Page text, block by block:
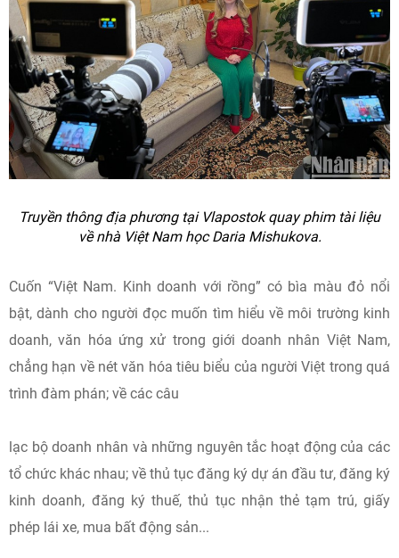
Truyền thông địa phương tại Vlapostok quay phim tài liệu
về nhà Việt Nam học Daria Mishukova.
Cuốn “Việt Nam. Kinh doanh với rồng” có bìa màu đỏ nổi
bật, dành cho người đọc muốn tìm hiểu về môi trường kinh
doanh, văn hóa ứng xử trong giới doanh nhân Việt Nam,
chẳng hạn về nét văn hóa tiêu biểu của người Việt trong quá
trình đàm phán; về các câu
lạc bộ doanh nhân và những nguyên tắc hoạt động của các
tổ chức khác nhau; về thủ tục đăng ký dự án đầu tư, đăng ký
kinh doanh, đăng ký thuế, thủ tục nhận thẻ tạm trú, giấy
phép lái xe, mua bất động sản...